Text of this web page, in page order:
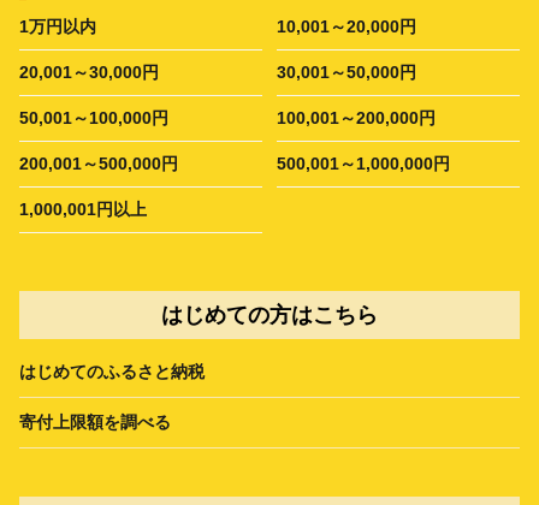
1万円以内 10,001～20,000円
20,001～30,000円 30,001～50,000円
50,001～100,000円 100,001～200,000円
200,001～500,000円 500,001～1,000,000円
1,000,001円以上
はじめての方はこちら
はじめてのふるさと納税
寄付上限額を調べる